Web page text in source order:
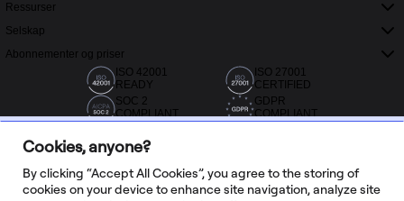
Ressurser
Selskap
Abonnementer og priser
ISO 42001
READY
ISO 27001
CERTIFIED
SOC 2
COMPLIANT
GDPR
COMPLIANT
Cookies, anyone?
By clicking “Accept All Cookies”, you agree to the storing of
cookies on your device to enhance site navigation, analyze site